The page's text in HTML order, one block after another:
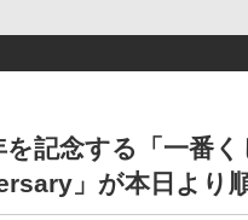
を記念する「一番
」が本日より